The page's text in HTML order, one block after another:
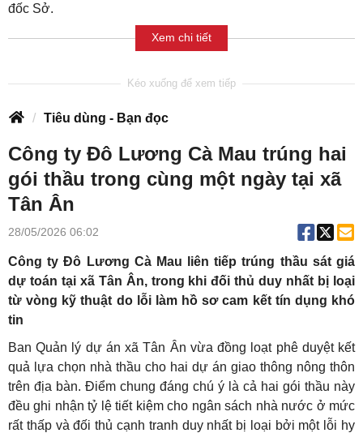
đốc Sở.
Xem chi tiết
Tiêu dùng - Bạn đọc
Công ty Đô Lương Cà Mau trúng hai
gói thầu trong cùng một ngày tại xã
Tân Ân
28/05/2026 06:02
Công ty Đô Lương Cà Mau liên tiếp trúng thầu sát giá
dự toán tại xã Tân Ân, trong khi đối thủ duy nhất bị loại
từ vòng kỹ thuật do lỗi làm hồ sơ cam kết tín dụng khó
tin
Ban Quản lý dự án xã Tân Ân vừa đồng loạt phê duyệt kết
quả lựa chọn nhà thầu cho hai dự án giao thông nông thôn
trên địa bàn. Điểm chung đáng chú ý là cả hai gói thầu này
đều ghi nhận tỷ lệ tiết kiệm cho ngân sách nhà nước ở mức
rất thấp và đối thủ cạnh tranh duy nhất bị loại bởi một lỗi hy